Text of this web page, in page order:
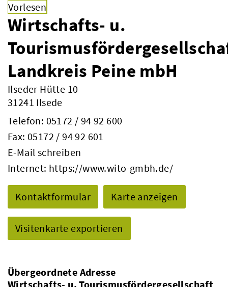
Vorlesen
Wirtschafts- u.
Landkreis Peine mbH
Ilseder Hütte 10
31241 Ilsede
Telefon: 05172 / 94 92 600
Fax: 05172 / 94 92 601
E-Mail schreiben
Internet: https://www.wito-gmbh.de/
Kontaktformular Karte anzeigen
Visitenkarte exportieren
Übergeordnete Adresse
Wirtschafts- u. Tourismusfördergesellschaft